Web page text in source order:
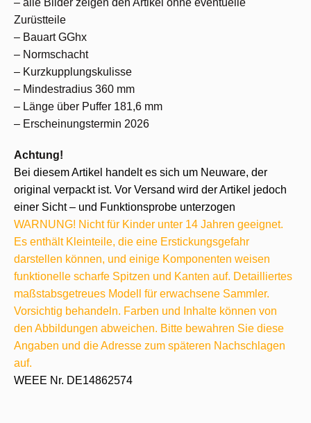
– alle Bilder zeigen den Artikel ohne eventuelle
Zurüstteile
– Bauart GGhx
– Normschacht
– Kurzkupplungskulisse
– Mindestradius 360 mm
– Länge über Puffer 181,6 mm
– Erscheinungstermin 2026
Achtung!
Bei diesem Artikel handelt es sich um Neuware, der
original verpackt ist. Vor Versand wird der Artikel jedoch
einer Sicht – und Funktionsprobe unterzogen
WARNUNG! Nicht für Kinder unter 14 Jahren geeignet.
Es enthält Kleinteile, die eine Erstickungsgefahr
darstellen können, und einige Komponenten weisen
funktionelle scharfe Spitzen und Kanten auf. Detailliertes
maßstabsgetreues Modell für erwachsene Sammler.
Vorsichtig behandeln. Farben und Inhalte können von
den Abbildungen abweichen. Bitte bewahren Sie diese
Angaben und die Adresse zum späteren Nachschlagen
auf.
WEEE Nr. DE14862574